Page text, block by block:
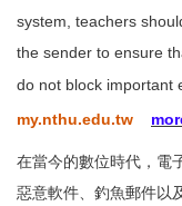
system, teachers
the sender to ensure
do not block important
my.nthu.edu.tw
在當今的數位時代，電
惡意軟件、釣魚郵件以